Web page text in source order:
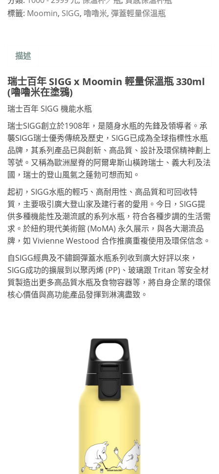
標籤: Moomin, SIGG, 嚕嚕米, 彈蓋輕量保溫瓶
描述
瑞士百年 SIGG x Moomin 輕量保溫瓶 330ml
(嚕嚕米在塗鴉)
瑞士百年 SIGG 機能水瓶
瑞士SIGG創立於1908年，是隨身水瓶的先鋒及領導者。承
襲SIGG瑞士優秀傳統及歷史，SIGG已成為全球指標性水瓶
品牌，其系列產品已與創新、高品質、設計及環保精神劃上
等號。又稱為歐洲屋脊的阿爾卑斯山橫跨瑞士、義大利及法
國，瑞士的登山風氣之蓬勃可想而知。
起初，SIGG水瓶的輕巧、高耐用性、高品質和可回收特
質，主要吸引廣大登山家及建行者的愛用。今日，SIGG提
供多種機能性及潮流感的系列水瓶，符合各種步調的生活需
求。於紐約現代美術館 (MoMA) 永久展示，與各大潮流品
牌，如 Vivienne Westood 合作推廣重複使用及環保信念。
自SIGG經典及不鏽鋼彈蓋水瓶系列收到廣大好評以來，
SIGG成功的擴展到以聚丙烯 (PP)、玻璃跟 Tritan 等安全材
質製造出更多高品質水瓶及食物容器等，將自身企業的環保
核心價值與高功能產品發揮到淋漓盡致。